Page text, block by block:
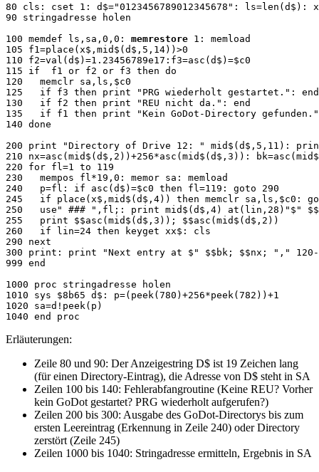
80 cls: cset 1: d$="0123456789012345678": ls=len(d$):
90 stringadresse holen
100 memdef ls,sa,0,0: memrestore 1: memload
105 f1=place(x$,mid$(d$,5,14))>0
110 f2=val(d$)=1.23456789e17:f3=asc(d$)=$c0
115 if  f1 or f2 or f3 then do
120   memclr sa,ls,$c0
125   if f3 then print "PRG wiederholt gestartet.": end
130   if f2 then print "REU nicht da.": end
135   if f1 then print "Kein GoDot-Directory
140 done
200 print "Directory of Drive 12: " mid$(d$,5,11):
210 nx=asc(mid$(d$,2))+256*asc(mid$(d$,3)):
220 for fl=1 to 119
230   mempos fl*19,0: memor sa: memload
240   p=fl: if asc(d$)=$c0 then fl=119: goto 290
245   if place(x$,mid$(d$,4)) then memclr sa,ls,$c0:
250   use" ### ",fl;: print mid$(d$,4) at(lin,28)"$"
255   print $$asc(mid$(d$,3)); $$asc(mid$(d$,2))
260   if lin=24 then keyget xx$: cls
290 next
300 print: print "Next entry at $" $$bk; $$nx; ","
999 end
1000 proc stringadresse holen
1010 sys $8b65 d$: p=(peek(780)+256*peek(782))+1
1020 sa=d!peek(p)
Erläuterungen:
Zeile 80 und 90: Der Anzeigestring D$ ist 19 Zeichen lang
(für einen Directory-Eintrag), die Adresse von D$ steht in SA
Zeilen 100 bis 140: Fehlerabfangroutine (Keine REU? Vorher
kein GoDot gestartet? PRG wiederholt aufgerufen?)
Zeilen 200 bis 300: Ausgabe des GoDot-Directorys bis zum
ersten Leereintrag (Erkennung in Zeile 240) oder Directory
zerstört (Zeile 245)
Zeilen 1000 bis 1040: Stringadresse ermitteln, Ergebnis in SA